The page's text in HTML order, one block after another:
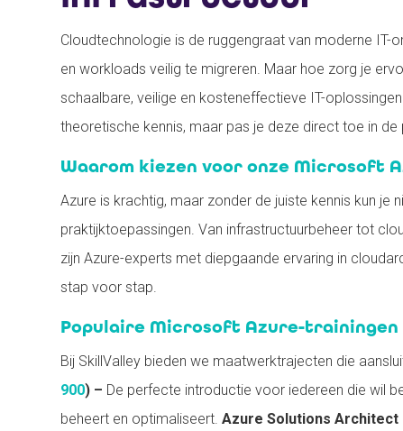
Cloudtechnologie is de ruggengraat van moderne
en workloads veilig te migreren. Maar hoe zorg je
schaalbare, veilige en kosteneffectieve IT-
theoretische kennis, maar pas je deze direct toe in de
Waarom kiezen voor onze Microsoft
Azure is krachtig, maar zonder de juiste kennis kun
praktijktoepassingen. Van infrastructuurbeheer tot
zijn Azure-experts met diepgaande ervaring in
stap voor stap.
Populaire Microsoft Azure-trainingen
Bij SkillValley bieden we maatwerktrajecten die
900) – De perfecte introductie voor iedereen die wil
beheert en optimaliseert.Azure Solutions Architect